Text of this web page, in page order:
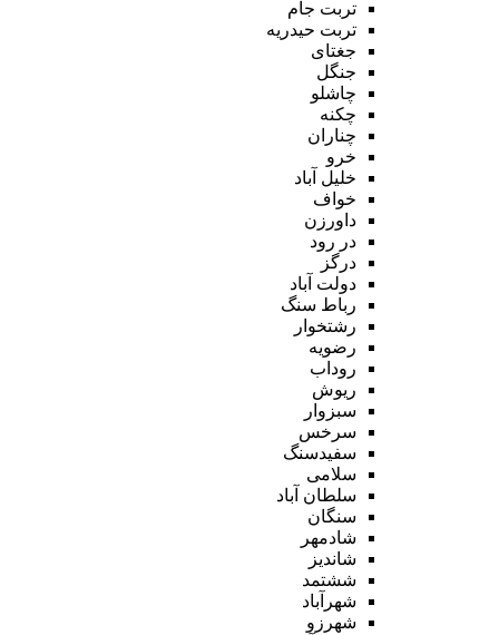
تربت جام
تربت حیدریه
جغتای
جنگل
چاشلو
چکنه
چناران
خرو
خلیل آباد
خواف
داورزن
در رود
درگز
دولت آباد
رباط سنگ
رشتخوار
رضویه
روداب
ریوش
سبزوار
سرخس
سفیدسنگ
سلامی
سلطان آباد
سنگان
شادمهر
شاندیز
ششتمد
شهرآباد
شهرزو